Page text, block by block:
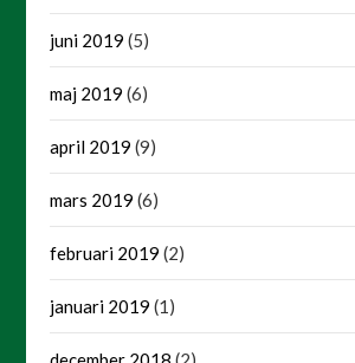
juni 2019 (5)
maj 2019 (6)
april 2019 (9)
mars 2019 (6)
februari 2019 (2)
januari 2019 (1)